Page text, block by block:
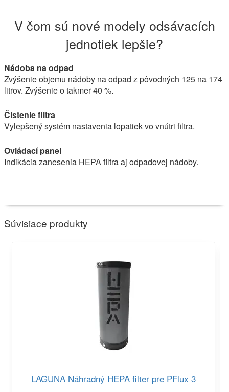
V čom sú nové modely odsávacích
jednotiek lepšie?
Nádoba na odpad
Zvýšenie objemu nádoby na odpad z pôvodných 125 na 174
litrov. Zvýšenie o takmer 40 %.
Čistenie filtra
Vylepšený systém nastavenia lopatiek vo vnútri filtra.
Ovládací panel
Indikácia zanesenia HEPA filtra aj odpadovej nádoby.
Súvisiace produkty
LAGUNA Náhradný HEPA filter pre PFlux 3